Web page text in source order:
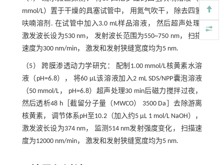
mmol/L）置于干燥的具塞试管中， 用氮气吹干， 除去四氢
呋喃溶剂. 在试管中加入3.0 mL样品溶液， 然后超声处理.
激发波长设为530 nm， 发射波长范围为550~750 nm， 扫描
速度为300 nm/min， 激发和发射狭缝宽度均为5 nm.
（5） 跨膜渗透动力学研究： 配制1.00 mmol/L核黄素水溶
液（pH=6.8）， 将60 μL该溶液加入2 mL SDS/NPP囊泡溶液
（50 mmol/L， pH=6.8）超声处理30 min后磁力搅拌过夜，
然后透析48 h［截留分子量（MWCO） 3500 Da］去除游离
核黄素， 调节体系pH至10.2（加入约5 μL 1 mol/L NaOH），
激发波长设为374 nm， 监测514 nm发射强度变化， 扫描速
度为12000 nm/min， 激发和发射狭缝宽度均为5 nm.